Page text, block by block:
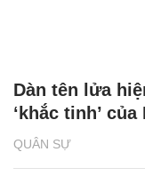
QUÂN SỰ
Dàn tên lửa
‘khắc tinh’